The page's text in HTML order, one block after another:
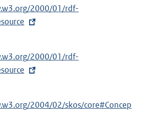
2000/01/rdf-
2000/01/rdf-
2004/02/skos/core#Concep